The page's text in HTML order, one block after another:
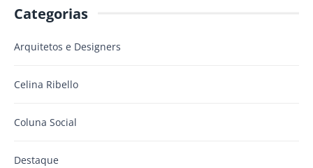
Categorias
Arquitetos e Designers
Celina Ribello
Coluna Social
Destaque